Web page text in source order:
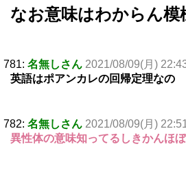
なお意味はわからん模
781: 名無しさん 2021/08/09(月)
英語はポアンカレの回帰定理なの
782: 名無しさん 2021/08/09(月)
異性体の意味知ってるしきかんほ